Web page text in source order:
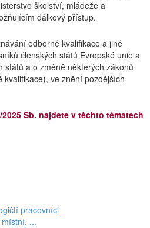
školství, mládeže a
dálkový přístup.
odborné kvalifikace a jiné
členských států Evropské unie a
států a o změně některých zákonů
kvalifikace), ve znění pozdějších
Sb. najdete v těchto tématech
pracovníci
...